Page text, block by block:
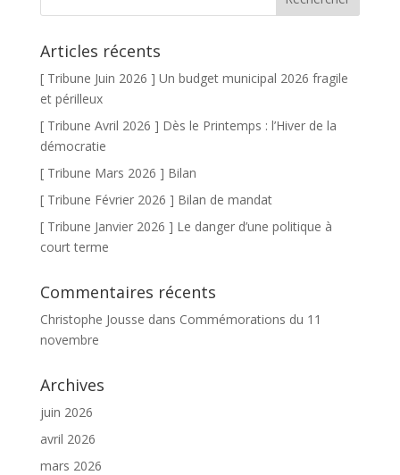
Articles récents
[ Tribune Juin 2026 ] Un budget municipal 2026 fragile
et périlleux
[ Tribune Avril 2026 ] Dès le Printemps : l’Hiver de la
démocratie
[ Tribune Mars 2026 ] Bilan
[ Tribune Février 2026 ] Bilan de mandat
[ Tribune Janvier 2026 ] Le danger d’une politique à
court terme
Commentaires récents
Christophe Jousse dans Commémorations du 11
novembre
Archives
juin 2026
avril 2026
mars 2026